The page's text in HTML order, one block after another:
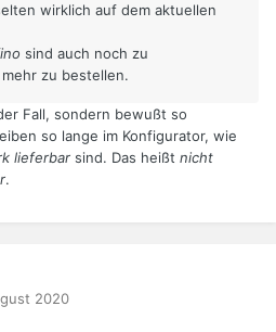
wirklich auf dem aktuellen
sind auch noch zu
zu bestellen.
Fall, sondern bewußt so
so lange im Konfigurator, wie
lieferbar sind. Das heißt nicht
.
2020